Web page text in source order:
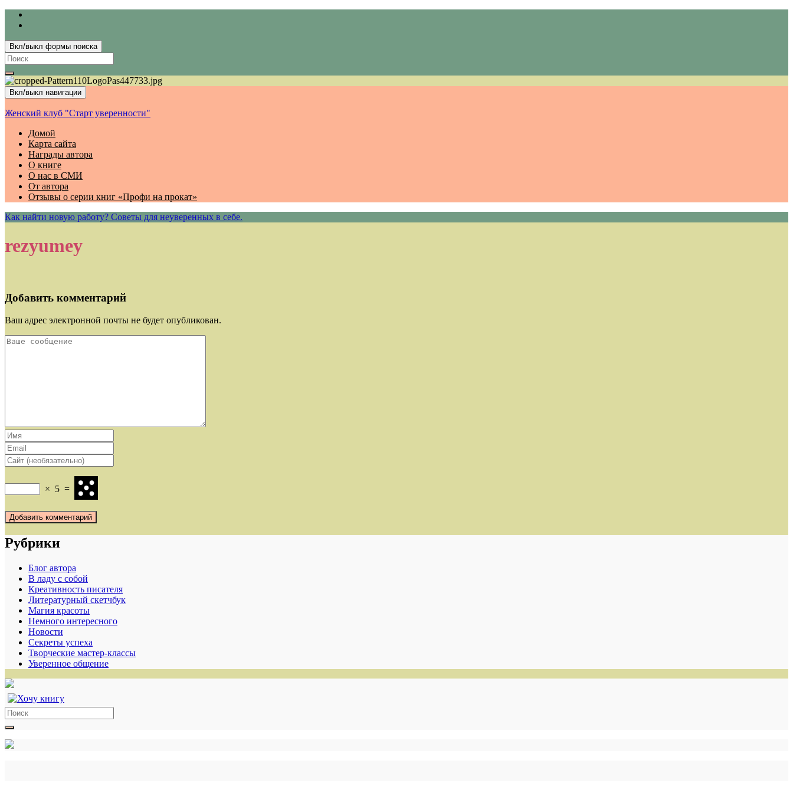
Вкл/выкл формы поиска
Search
for:
Вкл/выкл навигации
Женский клуб "Старт уверенности"
Домой
Карта сайта
Награды автора
О книге
О нас в СМИ
От автора
Отзывы о серии книг «Профи на прокат»
Как найти новую работу? Советы для неуверенных в себе.
rezyumey
Добавить комментарий
Ваш адрес электронной почты не будет опубликован.
× 5 =
Рубрики
Блог автора
В ладу с собой
Креативность писателя
Литературный скетчбук
Магия красоты
Немного интересного
Новости
Секреты успеха
Творческие мастер-классы
Уверенное общение
Search
for: